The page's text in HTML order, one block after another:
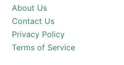
About Us
Contact Us
Privacy Policy
Terms of Service